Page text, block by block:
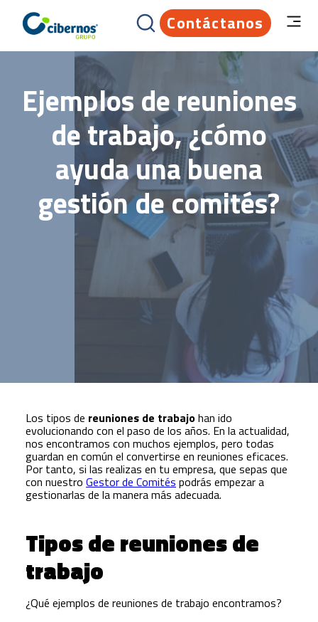
Contáctanos
Ejemplos de reuniones
de trabajo, ¿cómo
ayuda una buena
gestión de comités?
Los tipos de reuniones de trabajohan ido
evolucionando con el paso de los años. En la actualidad,
nos encontramos con muchos ejemplos, pero todas
guardan en común el convertirse en reuniones eficaces.
Por tanto, si las realizas en tu empresa, que sepas que
con nuestro Gestor de Comités podrás empezar a
gestionarlas de la manera más adecuada.
Tipos de reuniones de
trabajo
¿Qué ejemplos de reuniones de trabajo encontramos?